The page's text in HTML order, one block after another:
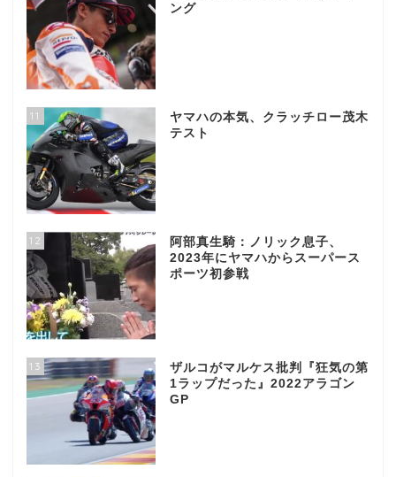
ング
11
ヤマハの本気、クラッチロー茂木
テスト
12
阿部真生騎：ノリック息子、
2023年にヤマハからスーパース
ポーツ初参戦
13
ザルコがマルケス批判『狂気の第
1ラップだった』2022アラゴン
GP